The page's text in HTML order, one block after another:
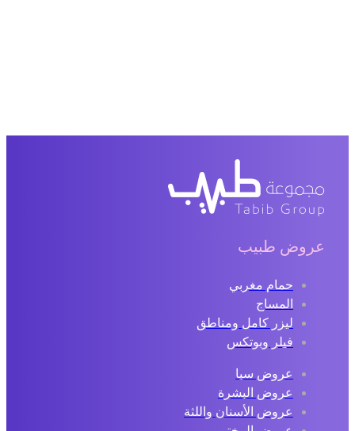
عروض طبيب
حمام مغربي
المساج
ليزر كامل ومناطق
فيلر وبوتكس
عروض سبا
عروض البشرة
عروض الأسنان واللثة